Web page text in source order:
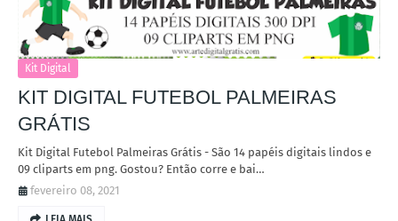
Kit Digital
KIT DIGITAL FUTEBOL PALMEIRAS
GRÁTIS
Kit Digital Futebol Palmeiras Grátis - São 14 papéis digitais lindos e
09 cliparts em png. Gostou? Então corre e bai…
fevereiro 08, 2021